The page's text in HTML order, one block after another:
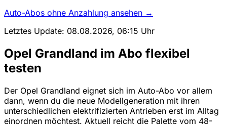
Auto-Abos ohne Anzahlung ansehen →
Letztes Update: 08.08.2026, 06:15 Uhr
Opel Grandland im Abo flexibel
testen
Der Opel Grandland eignet sich im Auto-Abo vor allem
dann, wenn du die neue Modellgeneration mit ihren
unterschiedlichen elektrifizierten Antrieben erst im Alltag
einordnen möchtest. Aktuell reicht die Palette vom 48-